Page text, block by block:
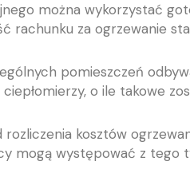
można wykorzystać
rachunku za ogrzewanie
pomieszczeń
o ile takowe
kosztów
mogą występować z tego